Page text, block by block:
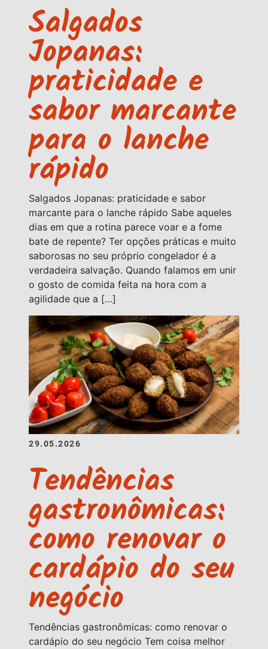
Salgados
Jopanas:
praticidade e
sabor marcante
para o lanche
rápido
Salgados Jopanas: praticidade e sabor
marcante para o lanche rápido Sabe aqueles
dias em que a rotina parece voar e a fome
bate de repente? Ter opções práticas e muito
saborosas no seu próprio congelador é a
verdadeira salvação. Quando falamos em unir
o gosto de comida feita na hora com a
agilidade que a […]
29.05.2026
Tendências
gastronômicas:
como renovar o
cardápio do seu
negócio
Tendências gastronômicas: como renovar o
cardápio do seu negócio Tem coisa melhor